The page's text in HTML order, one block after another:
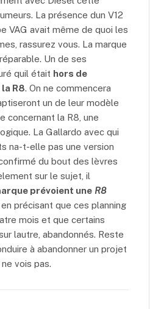
La présence dun V12
VAG avait même de quoi les
rassurez vous. La marque
Un de ses
quil était hors de
R8. On ne commencera
un de leur modèle
concernant la R8, une
La Gallardo avec qui
na-t-elle pas une version
du bout des lèvres
sur le sujet, il
prévoient une R8
précisant que ces planning
mois et que certains
lautre, abandonnés. Reste
à abandonner un projet
vois pas.